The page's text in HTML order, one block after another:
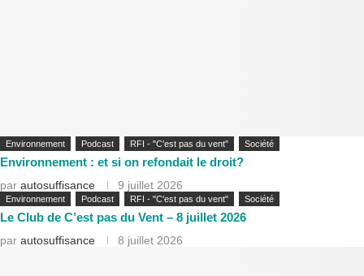
Environnement Podcast RFI - "C'est pas du vent" Société
Environnement : et si on refondait le droit?
par autosuffisance 9 juillet 2026
Environnement Podcast RFI - "C'est pas du vent" Société
Le Club de C’est pas du Vent – 8 juillet 2026
par autosuffisance 8 juillet 2026